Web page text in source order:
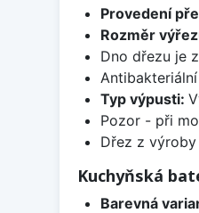
Provedení
Rozměr
Dno dřezu je
Typ výpusti:
Pozor - při
Dřez z
Kuchyňská
Barevná